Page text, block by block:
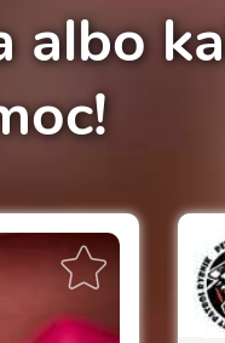
albo